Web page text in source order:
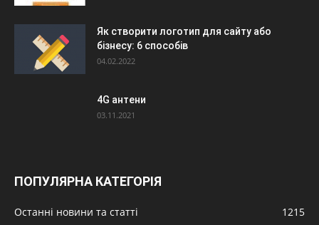
Як створити логотип для сайту або
бізнесу: 6 способів
04.02.2022
4G антени
03.11.2021
ПОПУЛЯРНА КАТЕГОРІЯ
Останні новини та статті
1215